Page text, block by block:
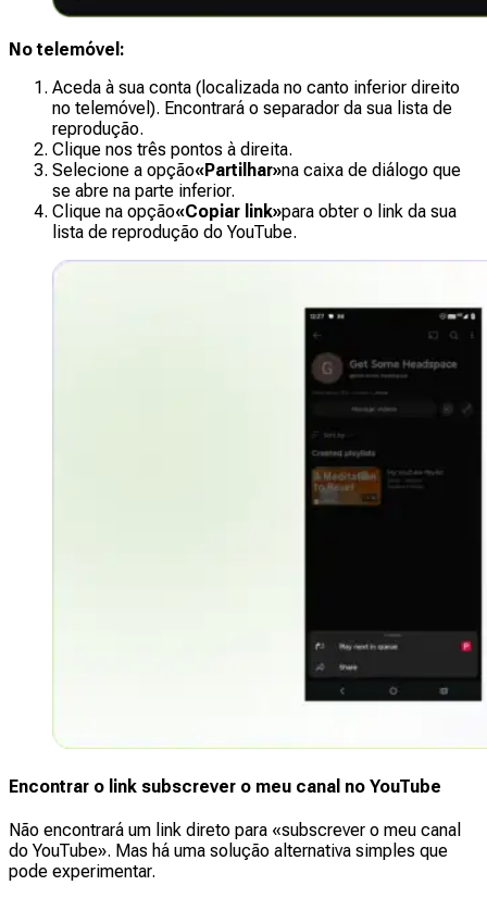
No telemóvel:
Aceda à sua conta (localizada no canto inferior direito
no telemóvel). Encontrará o separador da sua lista de
reprodução.
Clique nos três pontos à direita.
Selecione a opção«Partilhar»na caixa de diálogo que
se abre na parte inferior.
Clique na opção«Copiar link»para obter o link da sua
lista de reprodução do YouTube.
Encontrar o link subscrever o meu canal no YouTube
Não encontrará um link direto para «subscrever o meu canal
do YouTube». Mas há uma solução alternativa simples que
pode experimentar.